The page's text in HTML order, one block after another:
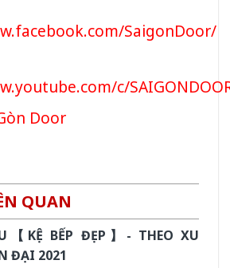
SaigonDoor/
c/
Door
QUAN
【KỆ BẾP ĐẸP】- THEO XU
ĐẠI 2021